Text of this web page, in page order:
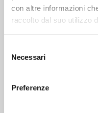
con altre informazioni
raccolto dal suo utilizzo
delNecessari
Preferenze